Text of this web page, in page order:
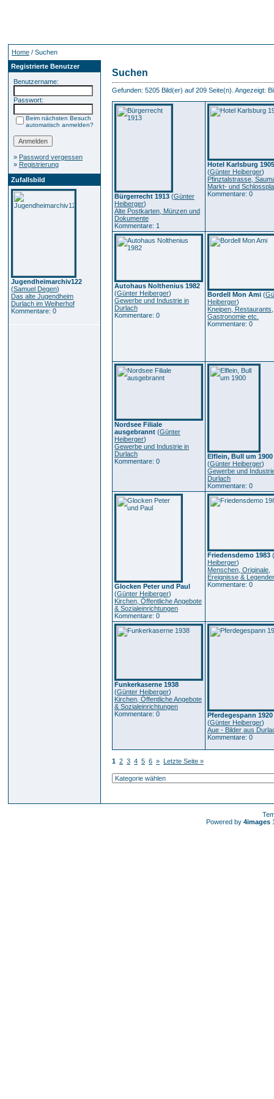
Home / Suchen
Registrierte Benutzer
Benutzername:
Passwort:
Beim nächsten Besuch
automatisch anmelden?
» Password vergessen
» Registrierung
Zufallsbild
Jugendheimarchiv122
(Samuel Degen)
Das alte Jugendheim
Durlach im Weiherhof
Kommentare: 0
Suchen
Gefunden: 5205 Bild(er) auf 209 Seite(n). Angezeigt:
Bürgerrecht 1913 (Günter
Heiberger)
Alte Postkarten, Münzen und
Dokumente
Kommentare: 1
Hotel Karlsburg 1905
(Günter Heiberger)
Pfinztalstrasse,
Markt- und
Kommentare: 0
Autohaus Nolthenius 1982
(Günter Heiberger)
Gewerbe und Industrie in
Durlach
Kommentare: 0
Bordell Mon Ami (
Heiberger)
Kneipen, Restaurants,
Gastronomie etc.
Kommentare: 0
Nordsee Filiale
ausgebrannt (Günter
Heiberger)
Gewerbe und Industrie in
Durlach
Kommentare: 0
Elflein, Bull um 1900
(Günter Heiberger)
Gewerbe und
Durlach
Kommentare: 0
Glocken Peter und Paul
(Günter Heiberger)
Kirchen, Öffentliche Angebote
& Sozialeinrichtungen
Kommentare: 0
Friedensdemo 1983 (
Heiberger)
Menschen, Originale,
Ereignisse &
Kommentare: 0
Funkerkaserne 1938
(Günter Heiberger)
Kirchen, Öffentliche Angebote
& Sozialeinrichtungen
Kommentare: 0
Pferdegespann 1920
(Günter Heiberger)
Aue - Bilder aus
Kommentare: 0
1 2 3 4 5 6 » Letzte Seite »
Powered by 4images